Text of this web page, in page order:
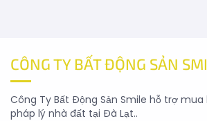
CÔNG TY BẤT ĐỘNG SẢN
Công Ty Bất Động Sản Smile hỗ trợ mua
pháp lý nhà đất tại Đà Lạt..